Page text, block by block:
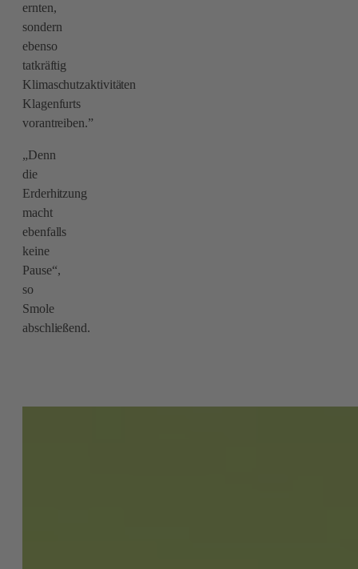
ernten,
sondern
ebenso
tatkräftig
Klimaschutzaktivitäten
Klagenfurts
vorantreiben.”
„Denn
die
Erderhitzung
macht
ebenfalls
keine
Pause“,
so
Smole
abschließend.